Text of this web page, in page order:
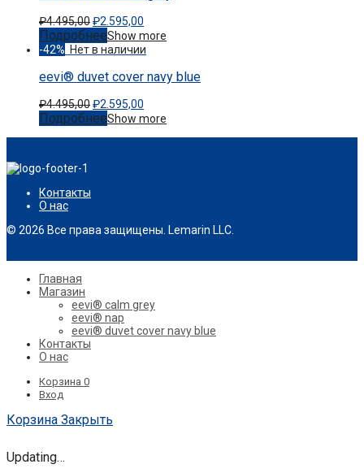
₽4.495,00₽2.595,00
ПодробнееShow more
-42%
eevi® duvet cover navy blue
₽4.495,00₽2.595,00
ПодробнееShow more
Контакты
О нас
© 2026 Все права защищены. Lemarin LLC.
Главная
Магазин
eevi® calm grey
eevi® nap
eevi® duvet cover navy blue
Контакты
О нас
Корзина 0
Вход
Корзина Закрыть
Updating…